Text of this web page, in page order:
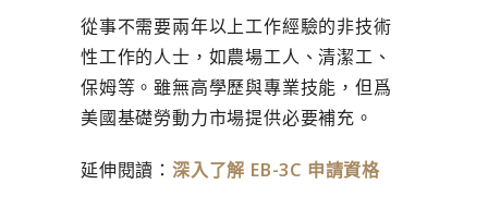
從事不需要兩年以上工作經驗的非技術
性工作的人士，如農場工人、清潔工、
保姆等。雖無高學歷與專業技能，但爲
美國基礎勞動力市場提供必要補充。
延伸閱讀： 深入了解 EB-3C 申請資格